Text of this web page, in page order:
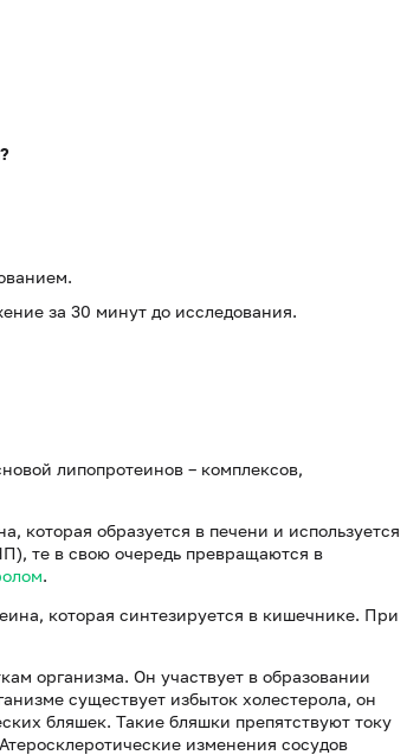
за 30 минут до исследования.
липопротеинов – комплексов,
которая образуется в печени и используется
те в свою очередь превращаются в
.
которая синтезируется в кишечнике. При
организма. Он участвует в образовании
существует избыток холестерола, он
бляшек. Такие бляшки препятствуют току
изменения сосудов